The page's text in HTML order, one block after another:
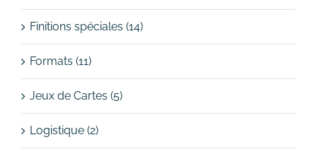
Finitions spéciales (14)
Formats (11)
Jeux de Cartes (5)
Logistique (2)